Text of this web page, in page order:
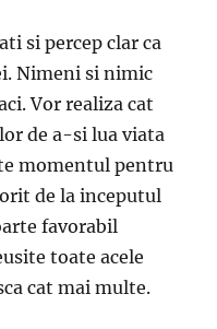
si percep clar ca
Nimeni si nimic
Vor realiza cat
de a-si lua viata
momentul pentru
de la inceputul
favorabil
toate acele
cat mai multe.